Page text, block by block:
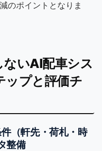
のポイントとなりま
ないAI配車シス
ップと評価チ
（軒先・荷札・時
整備